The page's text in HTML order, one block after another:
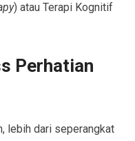
) atau Terapi Kognitif
Perhatian
lebih dari seperangkat